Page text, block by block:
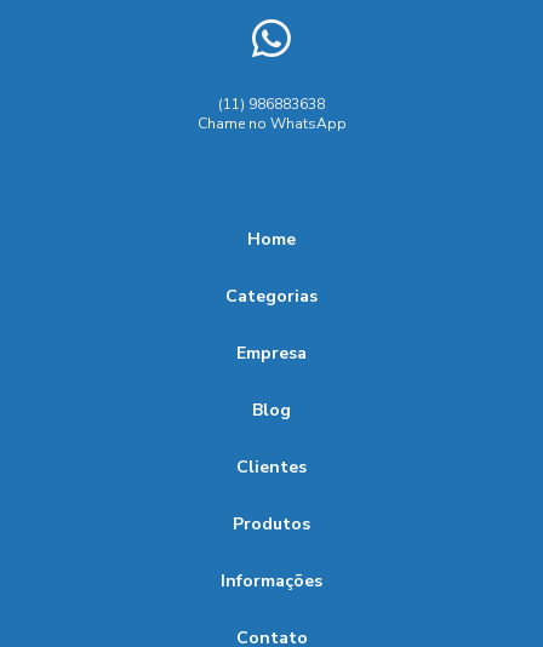
(11) 986883638
Chame no WhatsApp
Home
Categorias
Empresa
Blog
Clientes
Produtos
Informações
Contato